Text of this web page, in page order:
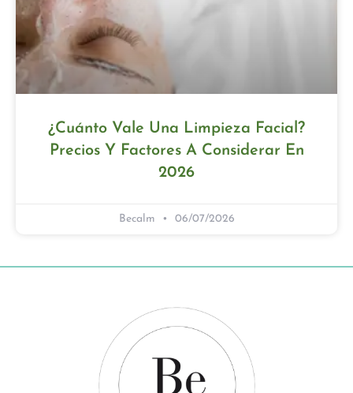
¿Cuánto Vale Una Limpieza Facial?
Precios Y Factores A Considerar En
2026
Becalm 06/07/2026